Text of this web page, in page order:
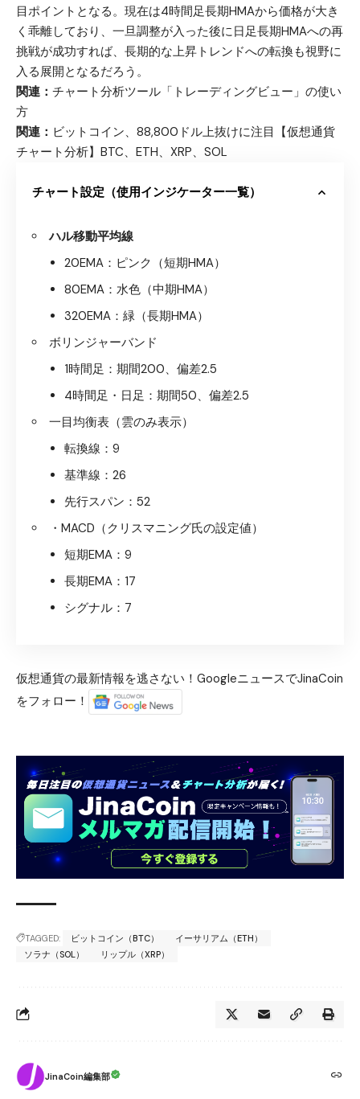
目ポイントとなる。現在は4時間足長期HMAから価格が大き
く乖離しており、一旦調整が入った後に日足長期HMAへの再
挑戦が成功すれば、長期的な上昇トレンドへの転換も視野に
入る展開となるだろう。
関連： チャート分析ツール「トレーディングビュー」の使い
方
関連： ビットコイン、88,800ドル上抜けに注目【仮想通貨
チャート分析】BTC、ETH、XRP、SOL
チャート設定（使用インジケーター一覧）
ハル移動平均線
20EMA：ピンク（短期HMA）
80EMA：水色（中期HMA）
320EMA：緑（長期HMA）
ボリンジャーバンド
1時間足：期間200、偏差2.5
4時間足・日足：期間50、偏差2.5
一目均衡表（雲のみ表示）
転換線：9
基準線：26
先行スパン：52
・MACD（クリスマニング氏の設定値）
短期EMA：9
長期EMA：17
シグナル：7
仮想通貨の最新情報を逃さない！GoogleニュースでJinaCoin
をフォロー！
TAGGED: ビットコイン（BTC）
イーサリアム（ETH）
ソラナ（SOL）
リップル（XRP）
JinaCoin編集部